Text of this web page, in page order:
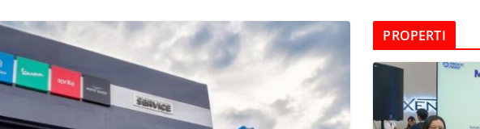
PROPERTI